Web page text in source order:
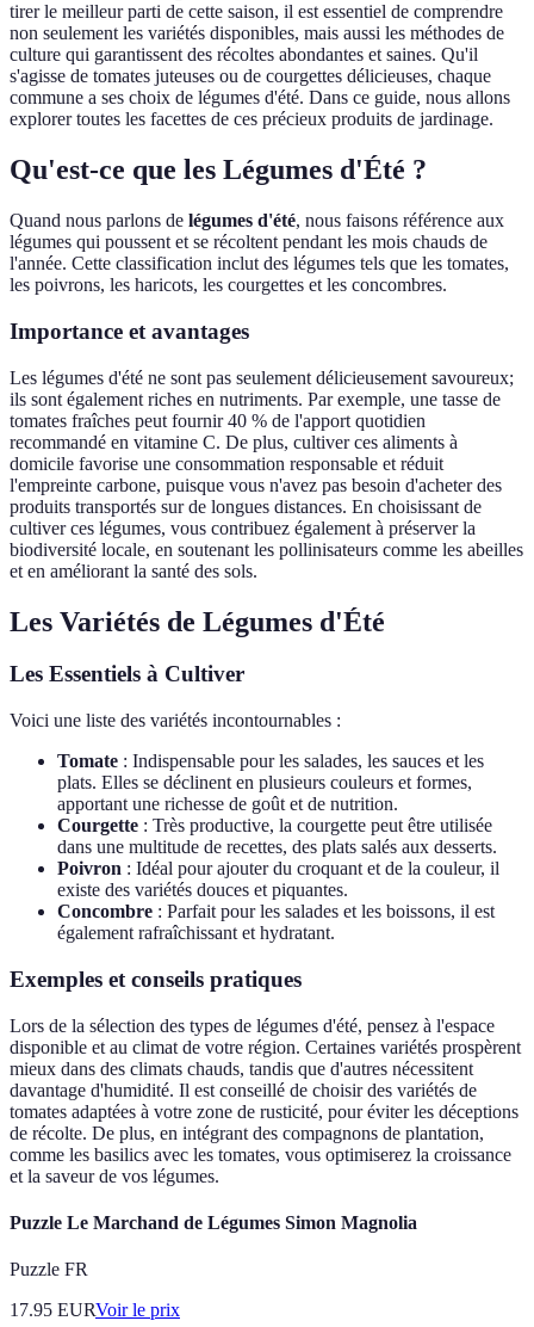
tirer le meilleur parti de cette saison, il est essentiel de comprendre
non seulement les variétés disponibles, mais aussi les méthodes de
culture qui garantissent des récoltes abondantes et saines. Qu'il
s'agisse de tomates juteuses ou de courgettes délicieuses, chaque
commune a ses choix de légumes d'été. Dans ce guide, nous allons
explorer toutes les facettes de ces précieux produits de jardinage.
Qu'est-ce que les Légumes d'Été ?
Quand nous parlons de légumes d'été, nous faisons référence aux
légumes qui poussent et se récoltent pendant les mois chauds de
l'année. Cette classification inclut des légumes tels que les tomates,
les poivrons, les haricots, les courgettes et les concombres.
Importance et avantages
Les légumes d'été ne sont pas seulement délicieusement savoureux;
ils sont également riches en nutriments. Par exemple, une tasse de
tomates fraîches peut fournir 40 % de l'apport quotidien
recommandé en vitamine C. De plus, cultiver ces aliments à
domicile favorise une consommation responsable et réduit
l'empreinte carbone, puisque vous n'avez pas besoin d'acheter des
produits transportés sur de longues distances. En choisissant de
cultiver ces légumes, vous contribuez également à préserver la
biodiversité locale, en soutenant les pollinisateurs comme les abeilles
et en améliorant la santé des sols.
Les Variétés de Légumes d'Été
Les Essentiels à Cultiver
Voici une liste des variétés incontournables :
Tomate : Indispensable pour les salades, les sauces et les
plats. Elles se déclinent en plusieurs couleurs et formes,
apportant une richesse de goût et de nutrition.
Courgette : Très productive, la courgette peut être utilisée
dans une multitude de recettes, des plats salés aux desserts.
Poivron : Idéal pour ajouter du croquant et de la couleur, il
existe des variétés douces et piquantes.
Concombre : Parfait pour les salades et les boissons, il est
également rafraîchissant et hydratant.
Exemples et conseils pratiques
Lors de la sélection des types de légumes d'été, pensez à l'espace
disponible et au climat de votre région. Certaines variétés prospèrent
mieux dans des climats chauds, tandis que d'autres nécessitent
davantage d'humidité. Il est conseillé de choisir des variétés de
tomates adaptées à votre zone de rusticité, pour éviter les déceptions
de récolte. De plus, en intégrant des compagnons de plantation,
comme les basilics avec les tomates, vous optimiserez la croissance
et la saveur de vos légumes.
Puzzle Le Marchand de Légumes Simon Magnolia
Puzzle FR
17.95 EURVoir le prix